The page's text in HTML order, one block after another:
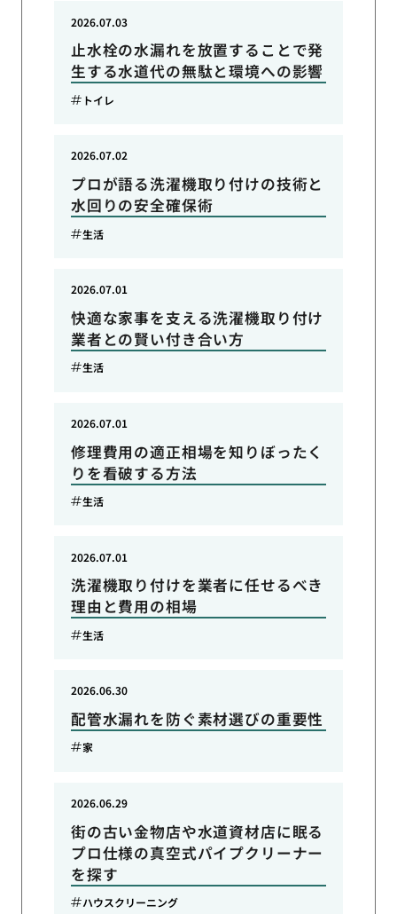
止水栓の水漏れを放置することで発
生する水道代の無駄と環境への影響
2026.07.03
トイレ
プロが語る洗濯機取り付けの技術と
水回りの安全確保術
2026.07.02
生活
快適な家事を支える洗濯機取り付け
業者との賢い付き合い方
2026.07.01
生活
修理費用の適正相場を知りぼったく
りを看破する方法
2026.07.01
生活
洗濯機取り付けを業者に任せるべき
理由と費用の相場
2026.07.01
生活
配管水漏れを防ぐ素材選びの重要性
2026.06.30
家
街の古い金物店や水道資材店に眠る
プロ仕様の真空式パイプクリーナー
を探す
2026.06.29
ハウスクリーニング